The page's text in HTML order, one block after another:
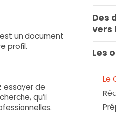
un document
profil.
essayer de
qu’il
Des
vers
Les
Le